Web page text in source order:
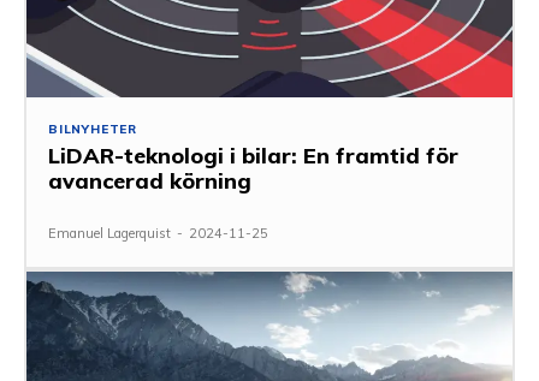
BILNYHETER
LiDAR-teknologi i bilar: En framtid för
avancerad körning
Emanuel Lagerquist - 2024-11-25